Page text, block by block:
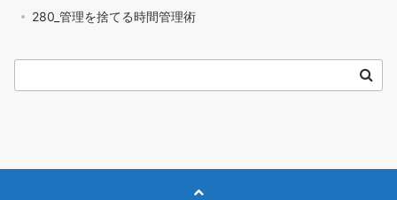
280_管理を捨てる時間管理術